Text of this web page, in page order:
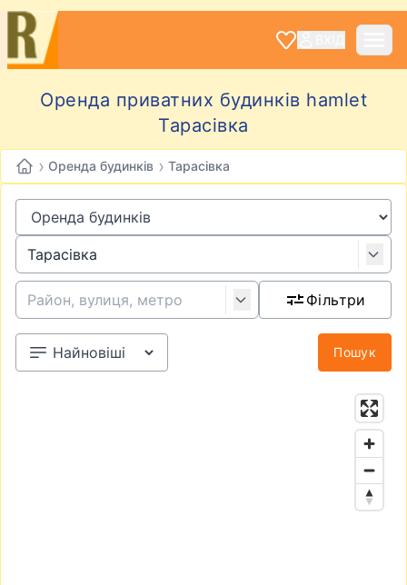
Оренда приватних будинків hamlet
Тарасівка
› Оренда будинків › Тарасівка
Фільтри
Пошук